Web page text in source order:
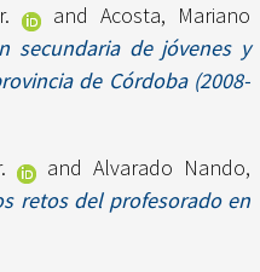
and Acosta, Mariano
secundaria de jóvenes y
de Córdoba (2008-
and Alvarado Nando,
retos del profesorado en